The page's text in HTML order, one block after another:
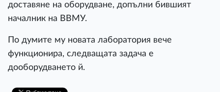
доставяне на оборудване, допълни бившият
началник на ВВМУ.
По думите му новата лаборатория вече
функционира, следващата задача е
дооборудването й.